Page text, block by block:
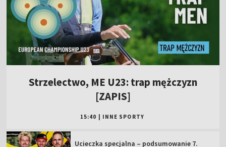
Strzelectwo, ME U23: trap mężczyzn
[ZAPIS]
15:40 INNE SPORTY
Ucieczka specjalna – podsumowanie 7.